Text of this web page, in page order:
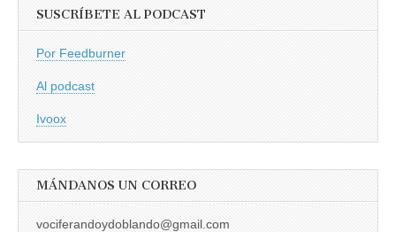
SUSCRÍBETE AL PODCAST
Por Feedburner
Al podcast
Ivoox
MÁNDANOS UN CORREO
vociferandoydoblando@gmail.com